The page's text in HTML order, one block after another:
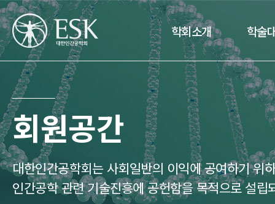
학회소개 학술
회원공간
대한인간공학회는 사회일반의 이익에 공여하기 위
인간공학 관련 기술진흥에 공헌함을 목적으로 설립